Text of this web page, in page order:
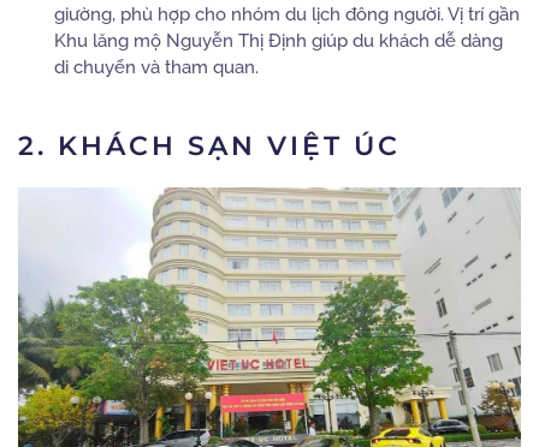
giường, phù hợp cho nhóm du lịch đông người. Vị trí gần
Khu lăng mộ Nguyễn Thị Định giúp du khách dễ dàng
di chuyển và tham quan.
2. KHÁCH SẠN VIỆT ÚC